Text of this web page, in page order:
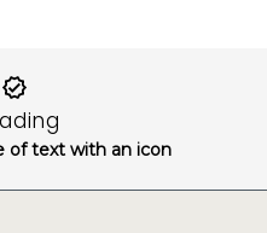
of text with an icon